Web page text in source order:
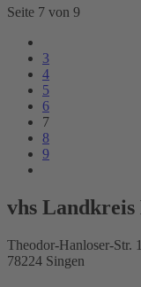
Seite 7 von 9
3
4
5
6
7
8
9
vhs Landkreis
Theodor-Hanloser-Str.
78224 Singen